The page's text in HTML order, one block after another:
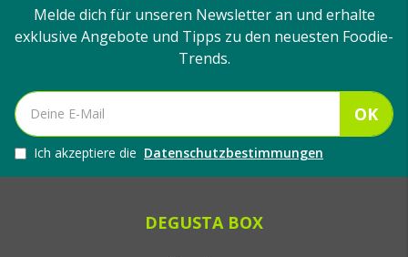
Melde dich für unseren Newsletter an und erhalte
exklusive Angebote und Tipps zu den neuesten Foodie-
Trends.
OK
Ich akzeptiere die Datenschutzbestimmungen
DEGUSTA BOX